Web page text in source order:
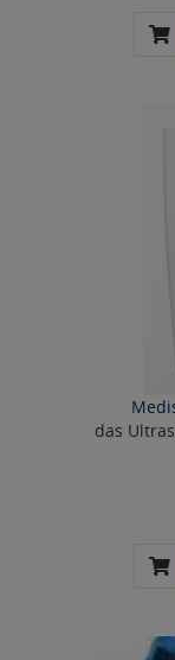
das